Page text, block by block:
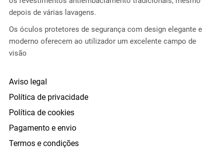
depois de várias lavagens.
Os óculos protetores de segurança com design elegante e
moderno oferecem ao utilizador um excelente campo de
visão
Aviso legal
Política de privacidade
Política de cookies
Pagamento e envio
Termos e condições